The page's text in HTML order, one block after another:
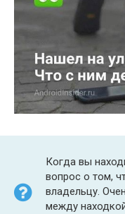
Когда вы
вопрос о том,
владельцу.
между